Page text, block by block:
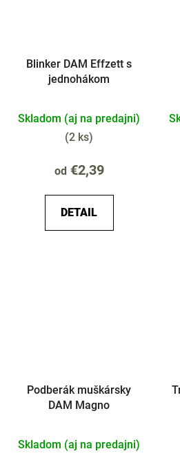
Blinker DAM Effzett s
jednohákom
Skladom (aj na predajni)
(2 ks)
od€2,39
DETAIL
Podberák muškársky
DAM Magno
Skladom (aj na predajni)